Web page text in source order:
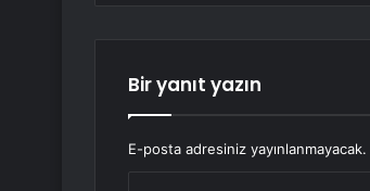
Bir yanıt yazın
E-posta adresiniz yayınlanmayacak.